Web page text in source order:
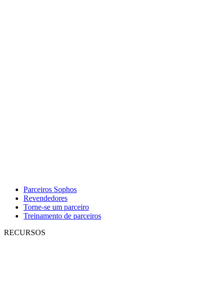
Parceiros Sophos
Revendedores
Torne-se um parceiro
Treinamento de parceiros
RECURSOS